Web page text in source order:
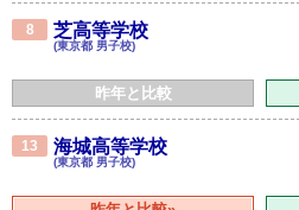
8 芝高等学校
(東京都 男子校)
昨年と比較
13 海城高等学校
(東京都 男子校)